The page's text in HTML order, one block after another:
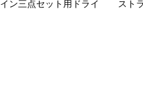
イン三点セット用ドライ
スト